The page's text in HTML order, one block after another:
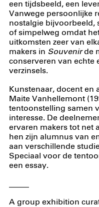
een tijdsbeeld, een
Vanwege persoonlijke
nostalgie bijvoorbeeld,
of simpelweg omdat
uitkomsten zeer van
makers in Souvenirde
conserveren van echte
verzinsels.
Kunstenaar, docent en
Maite Vanhellemont
tentoonstelling samen
interesse. De
ervaren makers tot net
hen zijn alumnus van
aan verschillende
Speciaal voor de
een essay.
A group exhibition